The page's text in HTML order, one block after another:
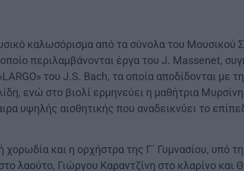
καλωσόρισμα από τα σύνολα του Μουσικού
περιλαμβάνονται έργα του J. Massenet,
του J.S. Bach, τα οποία αποδίδονται με
ενώ στο βιολί ερμηνεύει η μαθήτρια
υψηλής αισθητικής που αναδεικνύει το
χορωδία και η ορχήστρα της Γ΄ Γυμνασίου, υπό
λαούτο, Γιώργου Καραντζίνη στο κλαρίνο και